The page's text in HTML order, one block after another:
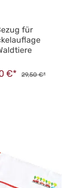
für
€* 29,50 €*